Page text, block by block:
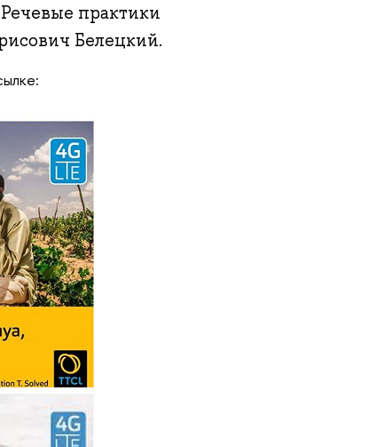
практики
Белецкий.